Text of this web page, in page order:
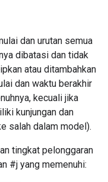
dan urutan semua
dibatasi dan tidak
atau ditambahkan
dan waktu berakhir
kecuali jika
kunjungan dan
salah dalam model).
tingkat pelonggaran
#j yang memenuhi: